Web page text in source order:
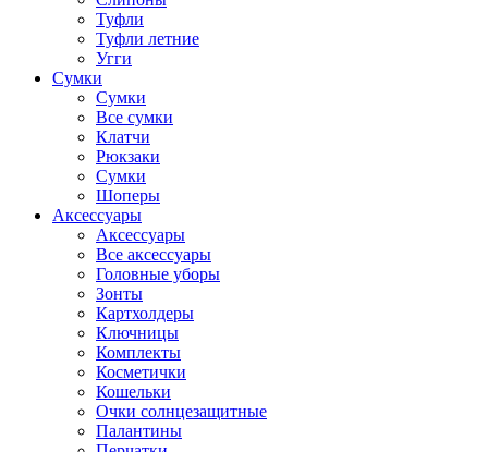
Туфли
Туфли летние
Угги
Сумки
Сумки
Все сумки
Клатчи
Рюкзаки
Сумки
Шоперы
Аксессуары
Аксессуары
Все аксессуары
Головные уборы
Зонты
Картхолдеры
Ключницы
Комплекты
Косметички
Кошельки
Очки солнцезащитные
Палантины